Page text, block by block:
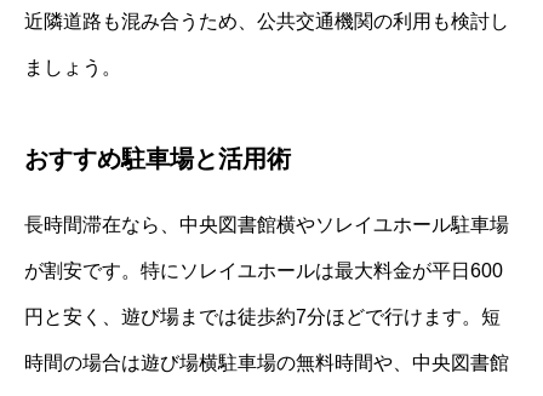
近隣道路も混み合うため、公共交通機関の利用も検討し
ましょう。
おすすめ駐車場と活用術
長時間滞在なら、中央図書館横やソレイユホール駐車場
が割安です。特にソレイユホールは最大料金が平日600
円と安く、遊び場までは徒歩約7分ほどで行けます。短
時間の場合は遊び場横駐車場の無料時間や、中央図書館